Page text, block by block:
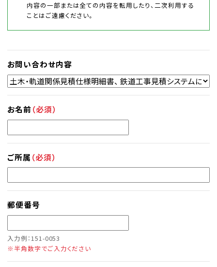
内容の一部または全ての内容を転用したり、二次利用する
ことはご遠慮ください。
お問い合わせ内容
お名前 （必須）
ご所属 （必須）
郵便番号
入力例：151-0053
※半角数字でご入力ください